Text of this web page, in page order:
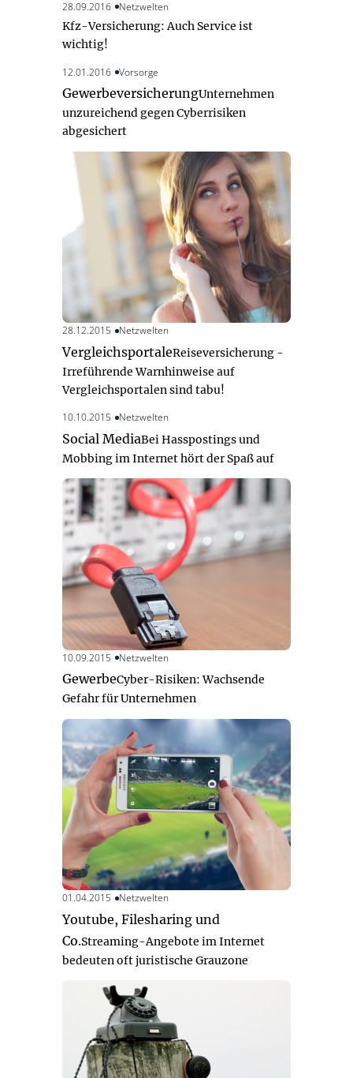
28.09.2016 Netzwelten
Kfz-Versicherung: Auch Service ist
wichtig!
12.01.2016 Vorsorge
GewerbeversicherungUnternehmen
unzureichend gegen Cyberrisiken
abgesichert
28.12.2015 Netzwelten
VergleichsportaleReiseversicherung -
Irreführende Warnhinweise auf
Vergleichsportalen sind tabu!
10.10.2015 Netzwelten
Social MediaBei Hasspostings und
Mobbing im Internet hört der Spaß auf
10.09.2015 Netzwelten
GewerbeCyber-Risiken: Wachsende
Gefahr für Unternehmen
01.04.2015 Netzwelten
Youtube, Filesharing und
Co.Streaming-Angebote im Internet
bedeuten oft juristische Grauzone